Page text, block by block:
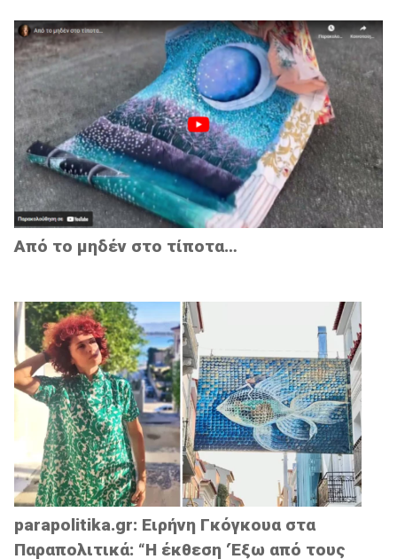
Από το μηδέν στο τίποτα…
parapolitika.gr: Ειρήνη Γκόγκουα στα
Παραπολιτικά: “Η έκθεση ‘Έξω από τους